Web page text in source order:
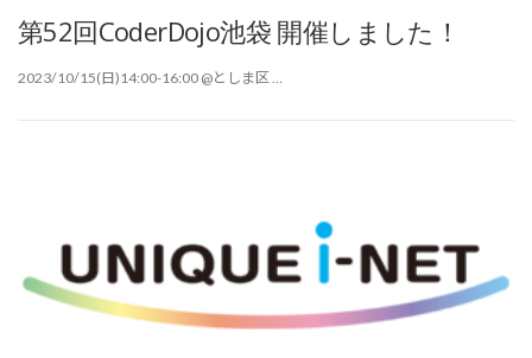
第52回CoderDojo池袋 開催しました！
2023/10/15(日)14:00-16:00 @としま区 …